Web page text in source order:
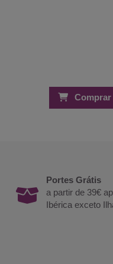
Comprar
Portes Grátis
a partir de 39€
Ibérica exceto